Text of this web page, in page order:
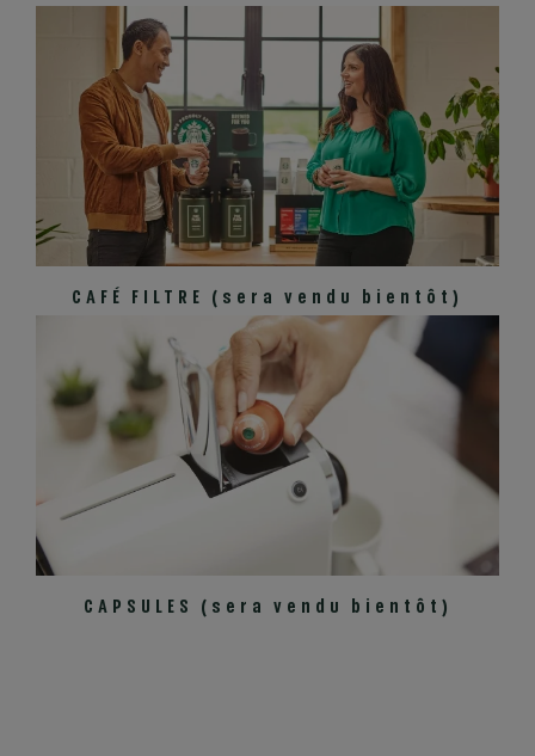
CAFÉ FILTRE (sera vendu bientôt)
CAPSULES (sera vendu bientôt)